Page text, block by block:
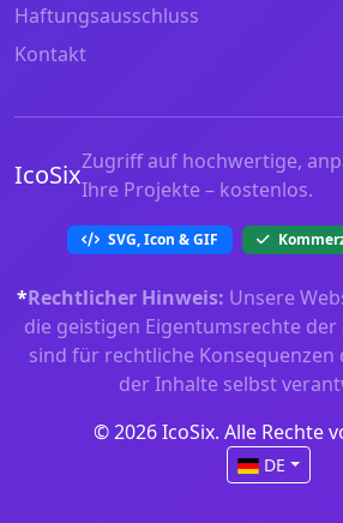
Haftungsausschluss
Kontakt
IcoSixZugriff auf hochwertige,
Ihre Projekte – kostenlos.
SVG, Icon & GIF
*Rechtlicher Hinweis: Unsere
die geistigen Eigentumsrechte
sind für rechtliche
der Inhalte selbst
© 2026 IcoSix. Alle Rechte
DE